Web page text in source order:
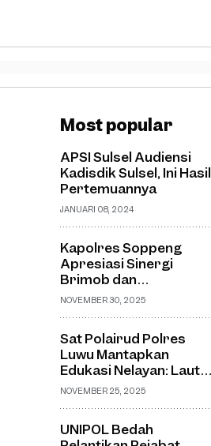
Most popular
APSI Sulsel Audiensi
Kadisdik Sulsel, Ini Hasil
Pertemuannya
JANUARI 08, 2024
Kapolres Soppeng
Apresiasi Sinergi
Brimob dan
Bhabinkamtibmas
Jembatan Gantung di
Desa Watu
NOVEMBER 30, 2025
Sat Polairud Polres
Luwu Mantapkan
Edukasi Nelayan: Laut
Aman, Nelayan Selamat,
NOVEMBER 25, 2025
UNIPOL Bedah